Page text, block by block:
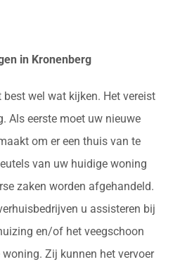
in Kronenberg
wel wat kijken. Het vereist
Als eerste moet uw nieuwe
om er een thuis van te
van uw huidige woning
zaken worden afgehandeld.
u assisteren bij
en/of het veegschoon
Zij kunnen het vervoer